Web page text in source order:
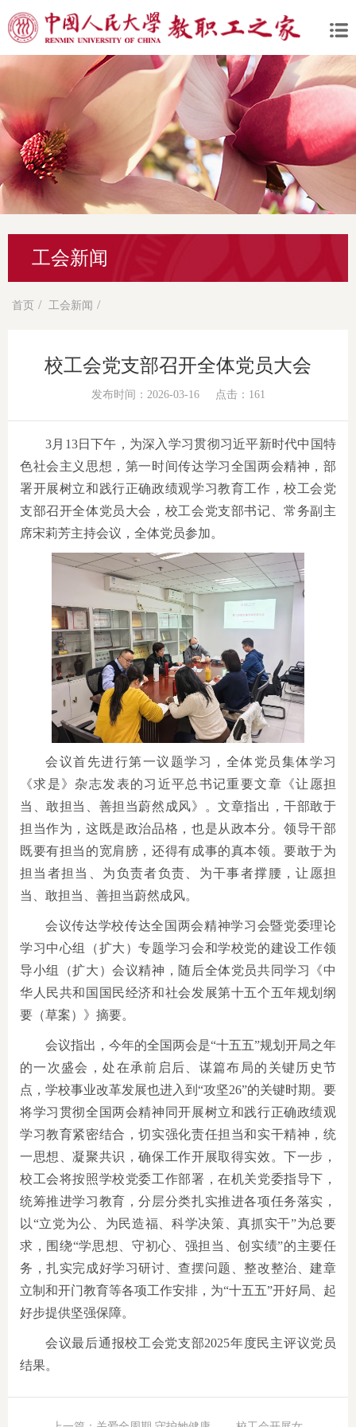
工会新闻
首页 / 工会新闻 /
校工会党支部召开全体党员大会
发布时间：2026-03-16 点击： 161
3月13日下午，为深入学习贯彻习近平新时代中国特
色社会主义思想，第一时间传达学习全国两会精神，部
署开展树立和践行正确政绩观学习教育工作，校工会党
支部召开全体党员大会，校工会党支部书记、常务副主
席宋莉芳主持会议，全体党员参加。
会议首先进行第一议题学习，全体党员集体学习
《求是》杂志发表的习近平总书记重要文章《让愿担
当、敢担当、善担当蔚然成风》。文章指出，干部敢于
担当作为，这既是政治品格，也是从政本分。领导干部
既要有担当的宽肩膀，还得有成事的真本领。要敢于为
担当者担当、为负责者负责、为干事者撑腰，让愿担
当、敢担当、善担当蔚然成风。
会议传达学校传达全国两会精神学习会暨党委理论
学习中心组（扩大）专题学习会和学校党的建设工作领
导小组（扩大）会议精神，随后全体党员共同学习《中
华人民共和国国民经济和社会发展第十五个五年规划纲
要（草案）》摘要。
会议指出，今年的全国两会是“十五五”规划开局之年
的一次盛会，处在承前启后、谋篇布局的关键历史节
点，学校事业改革发展也进入到“攻坚26”的关键时期。要
将学习贯彻全国两会精神同开展树立和践行正确政绩观
学习教育紧密结合，切实强化责任担当和实干精神，统
一思想、凝聚共识，确保工作开展取得实效。下一步，
校工会将按照学校党委工作部署，在机关党委指导下，
统筹推进学习教育，分层分类扎实推进各项任务落实，
以“立党为公、为民造福、科学决策、真抓实干”为总要
求，围绕“学思想、守初心、强担当、创实绩”的主要任
务，扎实完成好学习研讨、查摆问题、整改整治、建章
立制和开门教育等各项工作安排，为“十五五”开好局、起
好步提供坚强保障。
会议最后通报校工会党支部2025年度民主评议党员
结果。